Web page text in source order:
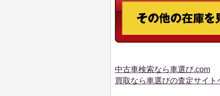
中古車検索なら車選び.com
買取なら車選びの査定サイト